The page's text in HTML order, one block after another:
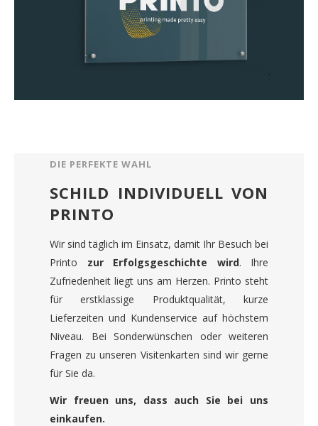
DIE PERFEKTE WAHL
SCHILD INDIVIDUELL VON
PRINTO
Wir sind täglich im Einsatz, damit Ihr Besuch bei
Printo zur Erfolgsgeschichte wird. Ihre
Zufriedenheit liegt uns am Herzen. Printo steht
für erstklassige Produktqualität, kurze
Lieferzeiten und Kundenservice auf höchstem
Niveau. Bei Sonderwünschen oder weiteren
Fragen zu unseren Visitenkarten sind wir gerne
für Sie da.
Wir freuen uns, dass auch Sie bei uns
einkaufen.